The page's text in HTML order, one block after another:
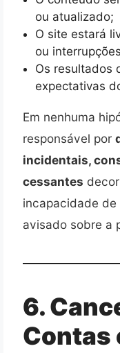
ou atualizado;
O site estará
ou
Os resultados
expectativas
Em nenhuma
responsável por
incidentais,
cessantes
incapacidade
avisado sobre a
6.
Contas